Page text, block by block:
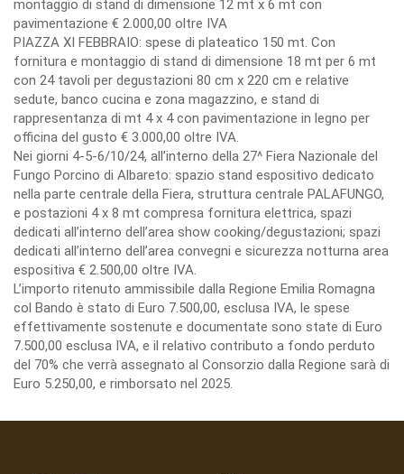
montaggio di stand di dimensione 12 mt x 6 mt con
pavimentazione € 2.000,00 oltre IVA
PIAZZA XI FEBBRAIO: spese di plateatico 150 mt. Con
fornitura e montaggio di stand di dimensione 18 mt per 6 mt
con 24 tavoli per degustazioni 80 cm x 220 cm e relative
sedute, banco cucina e zona magazzino, e stand di
rappresentanza di mt 4 x 4 con pavimentazione in legno per
officina del gusto € 3.000,00 oltre IVA.
Nei giorni 4-5-6/10/24, all’interno della 27^ Fiera Nazionale del
Fungo Porcino di Albareto: spazio stand espositivo dedicato
nella parte centrale della Fiera, struttura centrale PALAFUNGO,
e postazioni 4 x 8 mt compresa fornitura elettrica, spazi
dedicati all’interno dell’area show cooking/degustazioni; spazi
dedicati all’interno dell’area convegni e sicurezza notturna area
espositiva € 2.500,00 oltre IVA.
L’importo ritenuto ammissibile dalla Regione Emilia Romagna
col Bando è stato di Euro 7.500,00, esclusa IVA, le spese
effettivamente sostenute e documentate sono state di Euro
7.500,00 esclusa IVA, e il relativo contributo a fondo perduto
del 70% che verrà assegnato al Consorzio dalla Regione sarà di
Euro 5.250,00, e rimborsato nel 2025.